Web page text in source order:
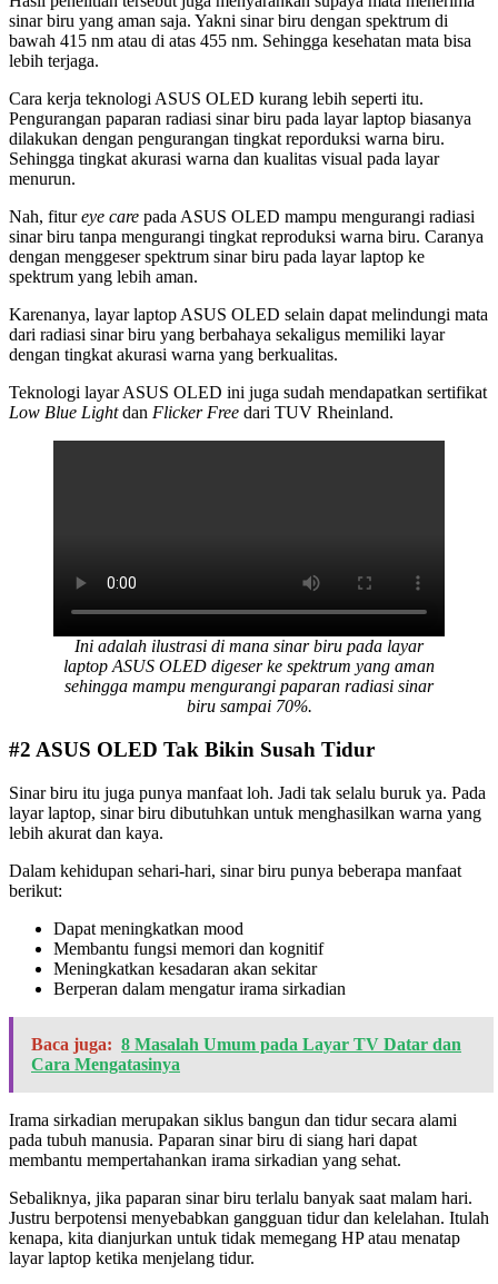
sinar biru yang aman saja. Yakni sinar biru dengan spektrum di
bawah 415 nm atau di atas 455 nm. Sehingga kesehatan mata bisa
lebih terjaga.
Cara kerja teknologi ASUS OLED kurang lebih seperti itu.
Pengurangan paparan radiasi sinar biru pada layar laptop biasanya
dilakukan dengan pengurangan tingkat reporduksi warna biru.
Sehingga tingkat akurasi warna dan kualitas visual pada layar
menurun.
Nah, fitureye care pada ASUS OLED mampu mengurangi radiasi
sinar biru tanpa mengurangi tingkat reproduksi warna biru. Caranya
dengan menggeser spektrum sinar biru pada layar laptop ke
spektrum yang lebih aman.
Karenanya, layar laptop ASUS OLED selain dapat melindungi mata
dari radiasi sinar biru yang berbahaya sekaligus memiliki layar
dengan tingkat akurasi warna yang berkualitas.
Teknologi layar ASUS OLED ini juga sudah mendapatkan sertifikat
Low Blue Lightdan Flicker Free dari TUV Rheinland.
Ini adalah ilustrasi di mana sinar biru pada layar
laptop ASUS OLED digeser ke spektrum yang aman
sehingga mampu mengurangi paparan radiasi sinar
biru sampai 70%.
#2 ASUS OLED Tak Bikin Susah Tidur
Sinar biru itu juga punya manfaat loh. Jadi tak selalu buruk ya. Pada
layar laptop, sinar biru dibutuhkan untuk menghasilkan warna yang
lebih akurat dan kaya.
Dalam kehidupan sehari-hari, sinar biru punya beberapa manfaat
berikut:
Dapat meningkatkan mood
Membantu fungsi memori dan kognitif
Meningkatkan kesadaran akan sekitar
Berperan dalam mengatur irama sirkadian
Baca juga: 8 Masalah Umum pada Layar TV Datar dan
Cara Mengatasinya
Irama sirkadian merupakan siklus bangun dan tidur secara alami
pada tubuh manusia. Paparan sinar biru di siang hari dapat
membantu mempertahankan irama sirkadian yang sehat.
Sebaliknya, jika paparan sinar biru terlalu banyak saat malam hari.
Justru berpotensi menyebabkan gangguan tidur dan kelelahan. Itulah
kenapa, kita dianjurkan untuk tidak memegang HP atau menatap
layar laptop ketika menjelang tidur.